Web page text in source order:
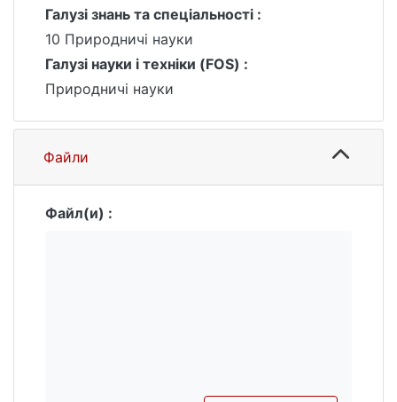
Галузі знань та спеціальності :
10 Природничі науки
Галузі науки і техніки (FOS) :
Природничі науки
Файли
Файл(и) :